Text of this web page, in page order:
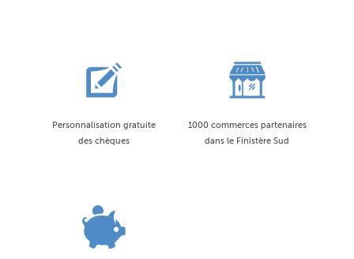
Personnalisation gratuite
des chèques
1000 commerces partenaires
dans le Finistère Sud